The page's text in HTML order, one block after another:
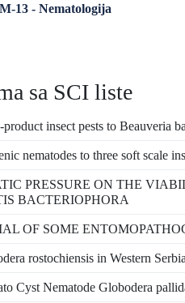
13 - Nematologija
sa SCI liste
insect pests to Beauveria
nematodes to three soft scale
PRESSURE ON THE
BACTERIOPHORA
OF SOME
rostochiensis in Western Serbia
Cyst Nematode Globodera